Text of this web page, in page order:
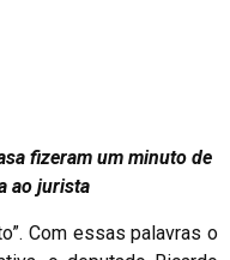
fizeram um minuto de
ao jurista
Com essas palavras o